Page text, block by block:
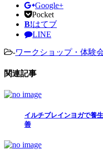
Google+
Pocket
B!はてブ
LINE
-ワークショップ・体験
関連記事
イルチブレインヨガで養
善